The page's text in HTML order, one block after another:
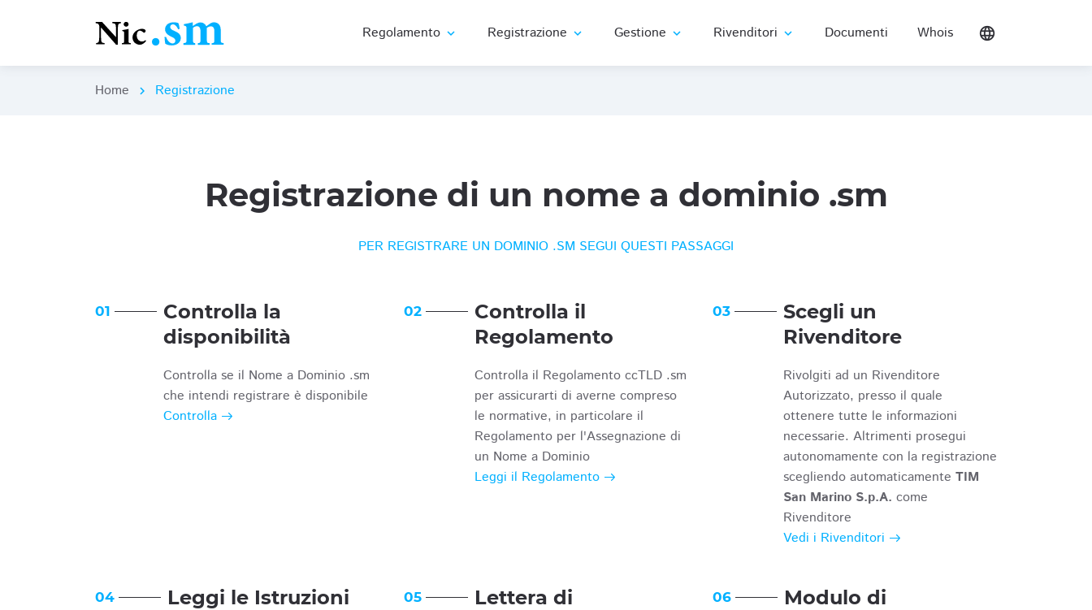
Regolamento expand_more Registrazione expand_more Gestione expand_more Rivenditori expand_more Documenti Whois language
Home chevron_right Registrazione
Registrazione di un nome a dominio .sm
PER REGISTRARE UN DOMINIO .SM SEGUI QUESTI PASSAGGI
01
Controlla la
disponibilità
Controlla se il Nome a Dominio .sm
che intendi registrare è disponibile
Controlla
02
Controlla il
Regolamento
Controlla il Regolamento ccTLD .sm
per assicurarti di averne compreso
le normative, in particolare il
Regolamento per l'Assegnazione di
un Nome a Dominio
Leggi il Regolamento
03
Scegli un
Rivenditore
Rivolgiti ad un Rivenditore
Autorizzato, presso il quale
ottenere tutte le informazioni
necessarie. Altrimenti prosegui
autonomamente con la registrazione
scegliendo automaticamente TIM
San Marino S.p.A. come
Rivenditore
Vedi i Rivenditori
04 Leggi le Istruzioni 05
Lettera di
06
Modulo di